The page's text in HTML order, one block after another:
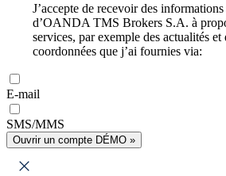
J’accepte de recevoir des
d’OANDA TMS Brokers S.A. à
services, par exemple des actualités
coordonnées que j’ai fournies via:
E-mail
SMS/MMS
Ouvrir un compte DÉMO »